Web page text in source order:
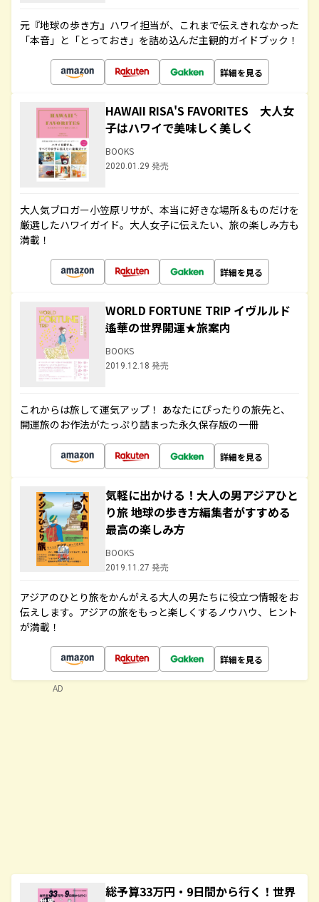
元『地球の歩き方』ハワイ担当が、これまで伝えきれなかった
「本音」と「とっておき」を詰め込んだ主観的ガイドブック！
詳細を見る
HAWAII RISA'S FAVORITES 大人女
子はハワイで美味しく美しく
BOOKS
2020.01.29 発売
大人気ブロガー小笠原リサが、本当に好きな場所＆ものだけを
厳選したハワイガイド。大人女子に伝えたい、旅の楽しみ方も
満載！
詳細を見る
WORLD FORTUNE TRIP イヴルルド
遙華の世界開運★旅案内
BOOKS
2019.12.18 発売
これからは旅して運気アップ！ あなたにぴったりの旅先と、
開運旅のお作法がたっぷり詰まった永久保存版の一冊
詳細を見る
気軽に出かける！大人の男アジアひと
り旅 地球の歩き方編集者がすすめる
最高の楽しみ方
BOOKS
2019.11.27 発売
アジアのひとり旅をかんがえる大人の男たちに役立つ情報をお
伝えします。アジアの旅をもっと楽しくするノウハウ、ヒント
が満載！
詳細を見る
総予算33万円・9日間から行く！世界
AD